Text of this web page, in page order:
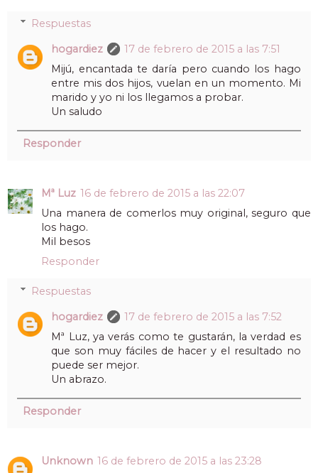
Respuestas
hogardiez
17 de febrero de 2015 a las 7:51
Mijú, encantada te daría pero cuando los hago
entre mis dos hijos, vuelan en un momento. Mi
marido y yo ni los llegamos a probar.
Un saludo
Responder
Mª Luz 16 de febrero de 2015 a las 22:07
Una manera de comerlos muy original, seguro que
los hago.
Mil besos
Responder
Respuestas
hogardiez
17 de febrero de 2015 a las 7:52
Mª Luz, ya verás como te gustarán, la verdad es
que son muy fáciles de hacer y el resultado no
puede ser mejor.
Un abrazo.
Responder
Unknown 16 de febrero de 2015 a las 23:28